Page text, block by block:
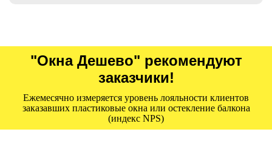
"Окна Дешево" рекомендуют
заказчики!
Ежемесячно измеряется уровень лояльности клиентов
заказавших пластиковые окна или остекление балкона
(индекс NPS)